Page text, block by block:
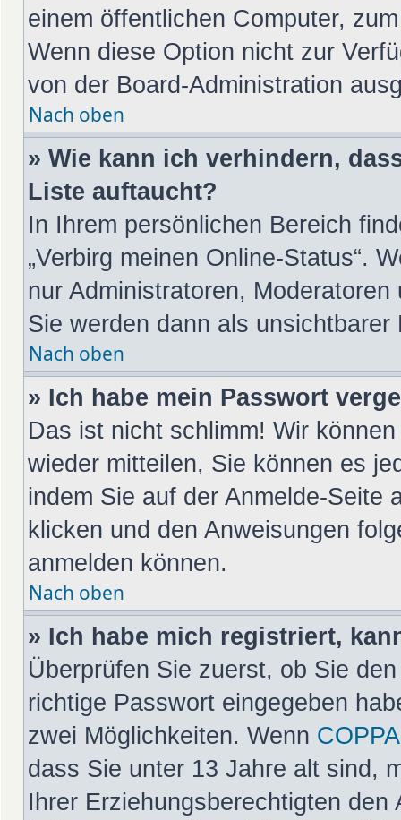
einem öffentlichen Computer,
Wenn diese Option nicht zur
von der Board-Administration
Nach oben
» Wie kann ich verhindern,
Liste auftaucht?
In Ihrem persönlichen Bereich
„Verbirg meinen Online-Status“.
nur Administratoren,
Sie werden dann als unsichtbarer
Nach oben
» Ich habe mein Passwort
Das ist nicht schlimm! Wir
wieder mitteilen, Sie können es
indem Sie auf der Anmelde-Seite
klicken und den Anweisungen
anmelden können.
Nach oben
» Ich habe mich registriert,
Überprüfen Sie zuerst, ob Sie
richtige Passwort eingegeben
zwei Möglichkeiten. Wenn COPPA
dass Sie unter 13 Jahre alt sind,
Ihrer Erziehungsberechtigten